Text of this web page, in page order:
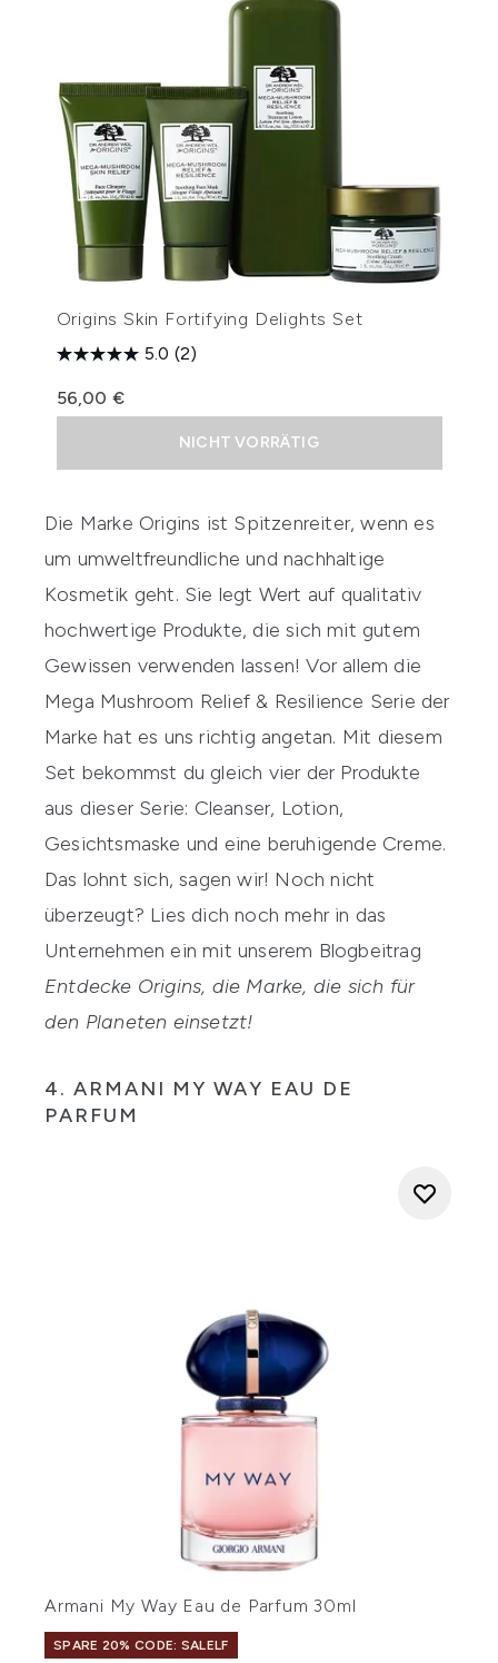
Origins Skin Fortifying Delights Set
5.0 (2)
56,00 €
NICHT VORRÄTIG
Die Marke Origins ist Spitzenreiter, wenn es
um umweltfreundliche und nachhaltige
Kosmetik geht. Sie legt Wert auf qualitativ
hochwertige Produkte, die sich mit gutem
Gewissen verwenden lassen! Vor allem die
Mega Mushroom Relief & Resilience Serie der
Marke hat es uns richtig angetan. Mit diesem
Set bekommst du gleich vier der Produkte
aus dieser Serie: Cleanser, Lotion,
Gesichtsmaske und eine beruhigende Creme.
Das lohnt sich, sagen wir! Noch nicht
überzeugt? Lies dich noch mehr in das
Unternehmen ein mit unserem Blogbeitrag
Entdecke Origins, die Marke, die sich für
den Planeten einsetzt!
4. ARMANI MY WAY EAU DE
PARFUM
Armani My Way Eau de Parfum 30ml
SPARE 20% CODE: SALELF